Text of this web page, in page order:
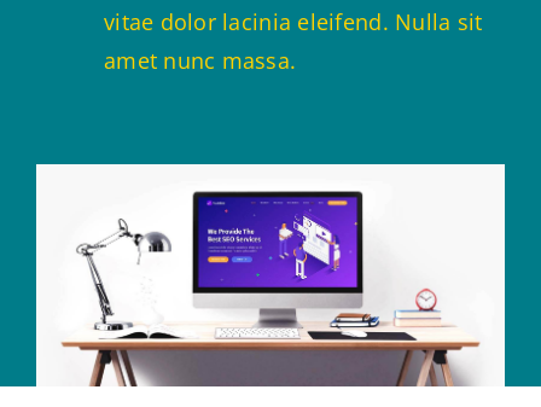
vitae dolor lacinia eleifend. Nulla sit
amet nunc massa.